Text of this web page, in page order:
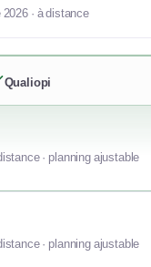
· à distance
Qualiopi
· planning ajustable
· planning ajustable